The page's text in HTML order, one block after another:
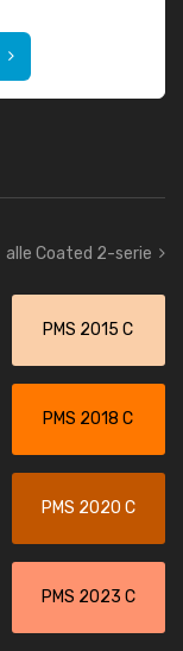
alle Coated 2-serie
PMS 2015 C
PMS 2018 C
PMS 2020 C
PMS 2023 C